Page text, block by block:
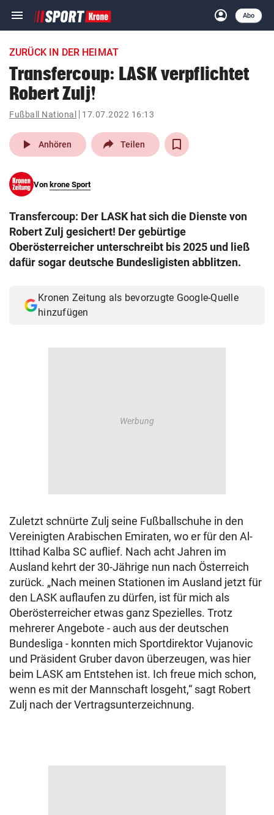
menu Navigation
ein-/ausklappen
account_circle
Anmelden
Abo
close Schließen
account_circle Anmelden
pin_drop
Wien arrow_right
search
eingeben
Muthgasse 2, 1190 Wien
ZURÜCK IN DER HEIMAT
Transfercoup: LASK verpflichtet
Robert Zulj!
Fußball National 17.07.2022 16:13
play_arrow Anhören Teilen
Von krone Sport
Transfercoup: Der LASK hat sich die Dienste von
Robert Zulj gesichert! Der gebürtige
Oberösterreicher unterschreibt bis 2025 und ließ
dafür sogar deutsche Bundesligisten abblitzen.
Kronen Zeitung als bevorzugte Google-Quelle
hinzufügen
Zuletzt schnürte Zulj seine Fußballschuhe in den
Vereinigten Arabischen Emiraten, wo er für den Al-
Ittihad Kalba SC auflief. Nach acht Jahren im
Ausland kehrt der 30-Jährige nun nach Österreich
zurück. „Nach meinen Stationen im Ausland jetzt für
den LASK auflaufen zu dürfen, ist für mich als
Oberösterreicher etwas ganz Spezielles. Trotz
mehrerer Angebote - auch aus der deutschen
Bundesliga - konnten mich Sportdirektor Vujanovic
und Präsident Gruber davon überzeugen, was hier
beim LASK am Entstehen ist. Ich freue mich schon,
wenn es mit der Mannschaft losgeht,“ sagt Robert
Zulj nach der Vertragsunterzeichnung.